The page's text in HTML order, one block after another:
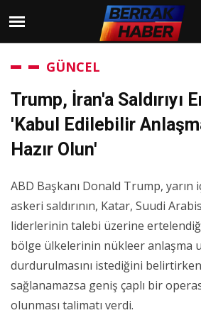
GÜNCEL
Trump, İran'a Saldırıyı
'Kabul Edilebilir
Hazır Olun'
ABD Başkanı Donald Trump,
askeri saldırının, Katar, Suudi
liderlerinin talebi üzerine
bölge ülkelerinin nükleer anlaşma
durdurulmasını istediğini
sağlanamazsa geniş çaplı bir
olunması talimatı verdi.